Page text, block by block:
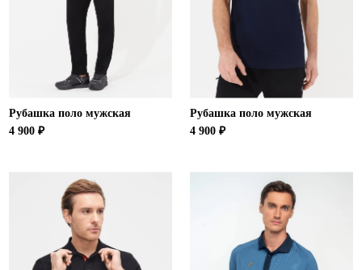
Рубашка поло мужская
4 900 ₽
Рубашка поло мужская
4 900 ₽